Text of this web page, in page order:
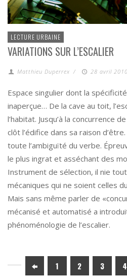
LECTURE URBAINE
VARIATIONS SUR L’ESCALIER
Matthieu Duperrex / 28 avril 2010
Espace singulier dont la
inaperçue… De la cave au toit,
l’habitat. Jusqu’à la concurrence
clôt l’édifice dans sa raison
toute l’ambiguïté du verbe.
le plus ingrat et asséchant des
Instrument de sélection, il nie
mécaniques qui ne soient celles
Mais sans même parler de
mécanisé et automatisé a
phénoménologie de l’escalier.
1 2 3 4